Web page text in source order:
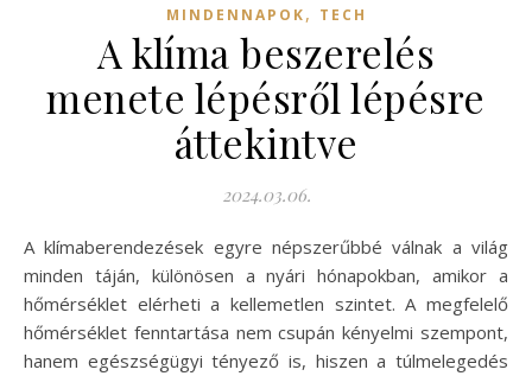
MINDENNAPOK, TECH
A klíma beszerelés
menete lépésről lépésre
áttekintve
2024.03.06.
A klímaberendezések egyre népszerűbbé válnak a világ
minden táján, különösen a nyári hónapokban, amikor a
hőmérséklet elérheti a kellemetlen szintet. A megfelelő
hőmérséklet fenntartása nem csupán kényelmi szempont,
hanem egészségügyi tényező is, hiszen a túlmelegedés